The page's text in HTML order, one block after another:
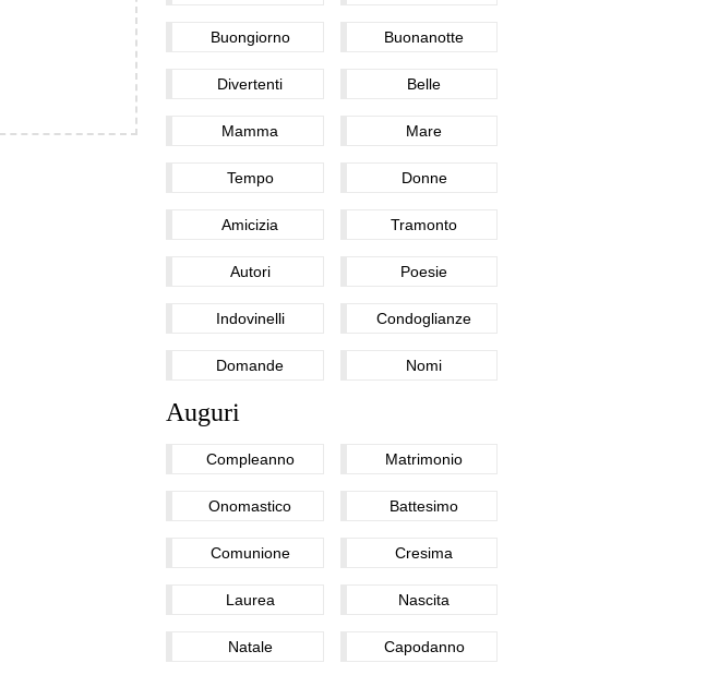
Buongiorno Buonanotte
Divertenti Belle
Mamma Mare
Tempo Donne
Amicizia Tramonto
Autori Poesie
Indovinelli Condoglianze
Domande Nomi
Auguri
Compleanno Matrimonio
Onomastico Battesimo
Comunione Cresima
Laurea Nascita
Natale Capodanno